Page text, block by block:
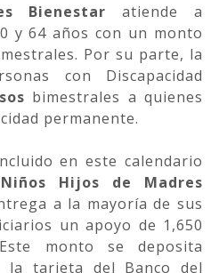
Bienestar atiende a
y 64 años con un monto
Por su parte, la
con Discapacidad
bimestrales a quienes
permanente.
en este calendario
Hijos de Madres
a la mayoría de sus
un apoyo de 1,650
monto se deposita
la tarjeta del Banco del